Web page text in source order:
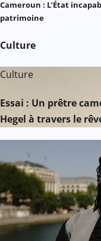
Cameroun : L’État
patrimoine
Culture
Culture
Essai : Un prêtre
Hegel à travers le